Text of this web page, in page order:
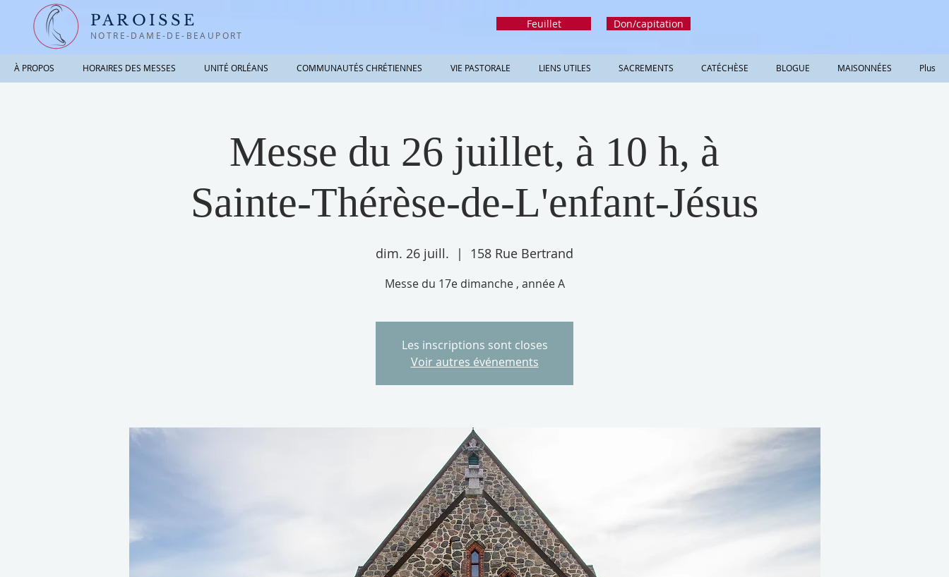
PAROISSE
NOTRE-DAME-DE-BEAUPORT
Feuillet Don/capitation
À PROPOS HORAIRES DES MESSES UNITÉ ORLÉANS COMMUNAUTÉS CHRÉTIENNES VIE PASTORALE LIENS UTILES SACREMENTS CATÉCHÈSE BLOGUE MAISONNÉES Plus
Messe du 26 juillet, à 10 h, à
Sainte-Thérèse-de-L'enfant-Jésus
dim. 26 juill.
  |
158 Rue Bertrand
Messe du 17e dimanche , année A
Les inscriptions sont closes
Voir autres événements